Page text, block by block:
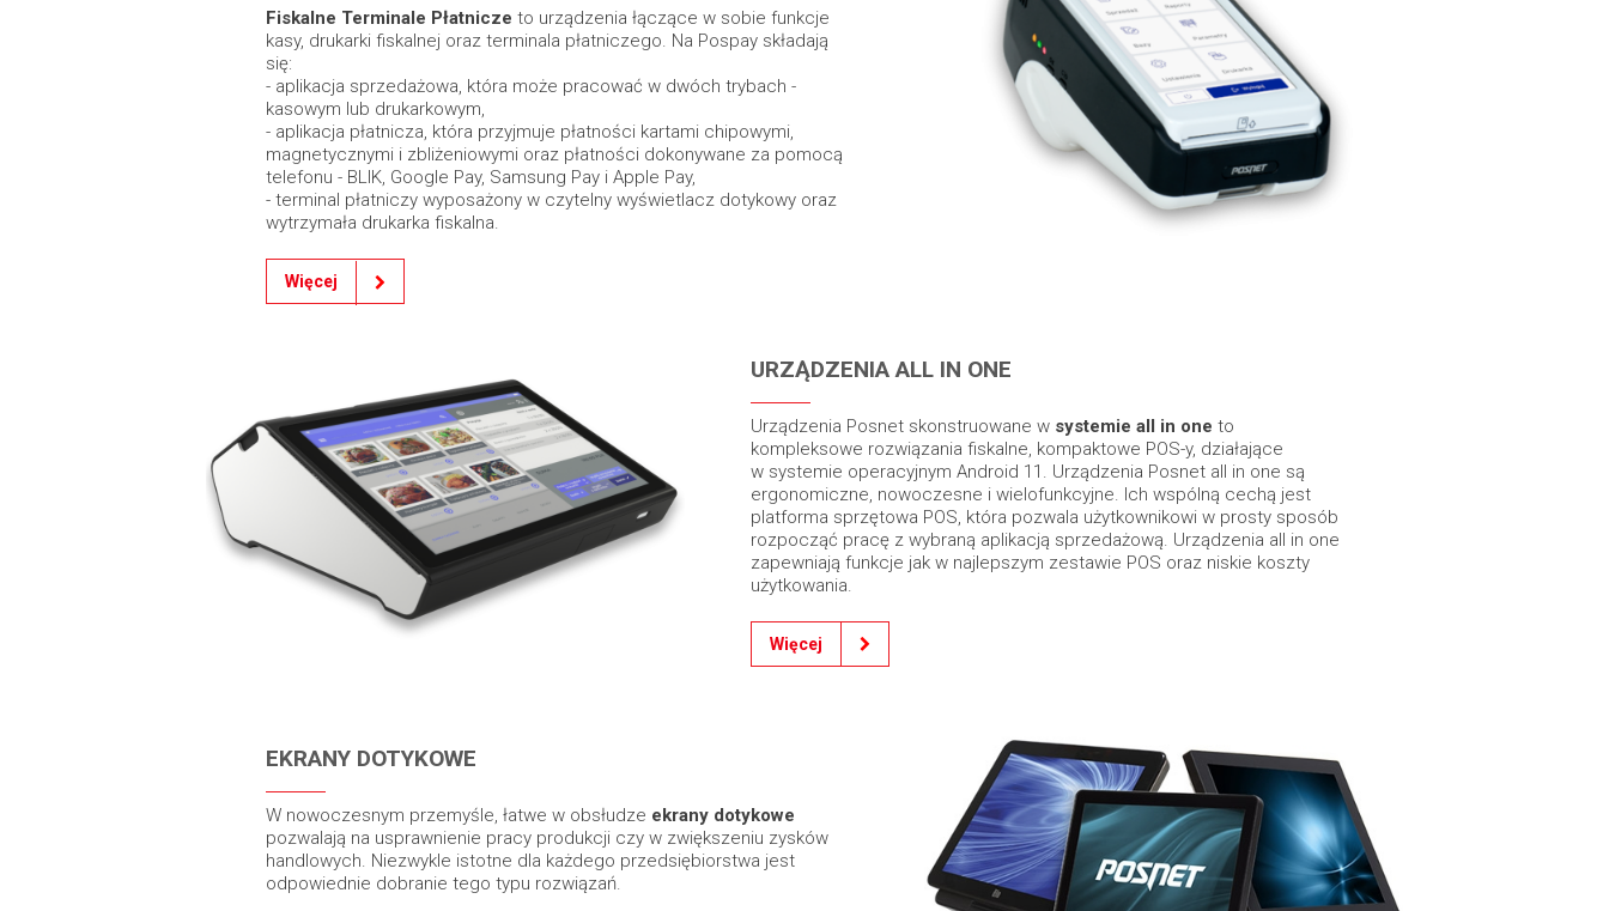
Fiskalne Terminale Płatnicze to urządzenia łączące w sobie funkcje
kasy, drukarki fiskalnej oraz terminala płatniczego. Na Pospay składają
się:
- aplikacja sprzedażowa, która może pracować w dwóch trybach -
kasowym lub drukarkowym,
- aplikacja płatnicza, która przyjmuje płatności kartami chipowymi,
magnetycznymi i zbliżeniowymi oraz płatności dokonywane za pomocą
telefonu - BLIK, Google Pay, Samsung Pay i Apple Pay,
- terminal płatniczy wyposażony w czytelny wyświetlacz dotykowy oraz
wytrzymała drukarka fiskalna.
Więcej
URZĄDZENIA ALL IN ONE
Urządzenia Posnet skonstruowane w systemie all in one to
kompleksowe rozwiązania fiskalne, kompaktowe POS-y, działające
w systemie operacyjnym Android 11. Urządzenia Posnet all in one są
ergonomiczne, nowoczesne i wielofunkcyjne. Ich wspólną cechą jest
platforma sprzętowa POS, która pozwala użytkownikowi w prosty sposób
rozpocząć pracę z wybraną aplikacją sprzedażową. Urządzenia all in one
zapewniają funkcje jak w najlepszym zestawie POS oraz niskie koszty
użytkowania.
Więcej
EKRANY DOTYKOWE
W nowoczesnym przemyśle, łatwe w obsłudze ekrany dotykowe
pozwalają na usprawnienie pracy produkcji czy w zwiększeniu zysków
handlowych. Niezwykle istotne dla każdego przedsiębiorstwa jest
odpowiednie dobranie tego typu rozwiązań.